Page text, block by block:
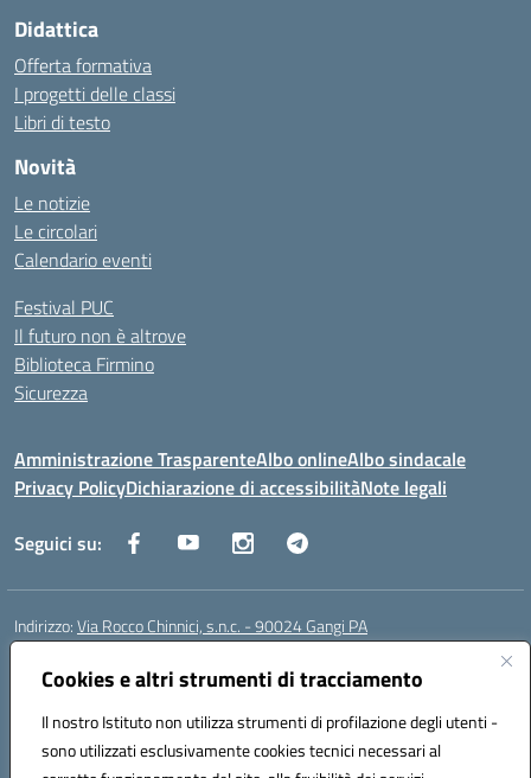
Cookies e altri strumenti di tracciamento
Il nostro Istituto non utilizza strumenti di profilazione degli utenti -
sono utilizzati esclusivamente cookies tecnici necessari al
Didattica
Offerta formativa
I progetti delle classi
Libri di testo
Novità
Le notizie
Le circolari
Calendario eventi
Festival PUC
Il futuro non è altrove
Biblioteca Firmino
Sicurezza
Amministrazione TrasparenteAlbo onlineAlbo sindacale
Privacy PolicyDichiarazione di accessibilitàNote legali
Seguici su:
Indirizzo:Via Rocco Chinnici, s.n.c. - 90024 Gangi PA
Centralino:
Posta elettronica certificata (PEC):pais01700b@pec.istruzione.it
Codice fiscale: 95005290820
Codice meccanografico:pais01700b
Codice Indice delle Pubbliche Amministrazioni (IPA): istsc_pais01700b